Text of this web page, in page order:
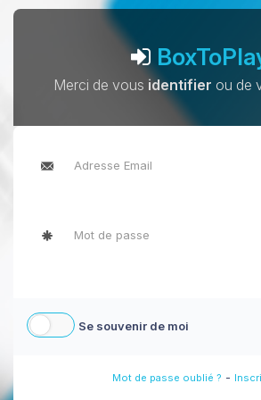
Merci de vous identifier ou de
Se souvenir de moi
Mot de passe oublié ? -